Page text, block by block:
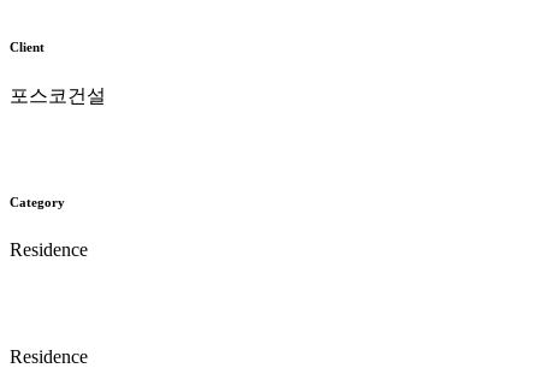
Client
포스코건설
Category
Residence
Residence